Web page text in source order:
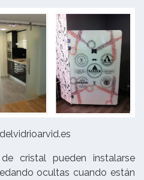
cristal pueden instalarse
ocultas cuando están